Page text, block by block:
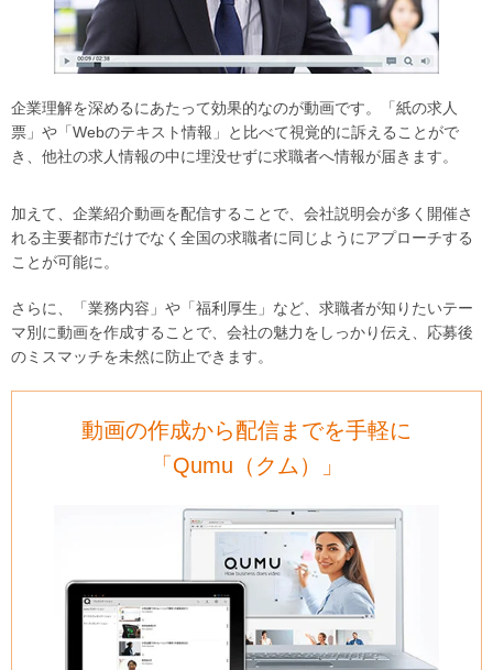
企業理解を深めるにあたって効果的なのが動画です。「紙の求人
票」や「Webのテキスト情報」と比べて視覚的に訴えることがで
き、他社の求人情報の中に埋没せずに求職者へ情報が届きます。
加えて、企業紹介動画を配信することで、会社説明会が多く開催さ
れる主要都市だけでなく全国の求職者に同じようにアプローチする
ことが可能に。
さらに、「業務内容」や「福利厚生」など、求職者が知りたいテー
マ別に動画を作成することで、会社の魅力をしっかり伝え、応募後
のミスマッチを未然に防止できます。
動画の作成から配信までを手軽に
「Qumu（クム）」